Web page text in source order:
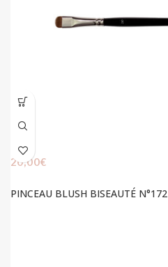
20,00€
PINCEAU BLUSH BISEAUTÉ N°172